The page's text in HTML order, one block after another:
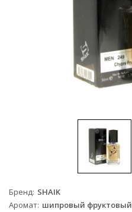
Бренд SHAIK
Аромат шипровый фруктовый